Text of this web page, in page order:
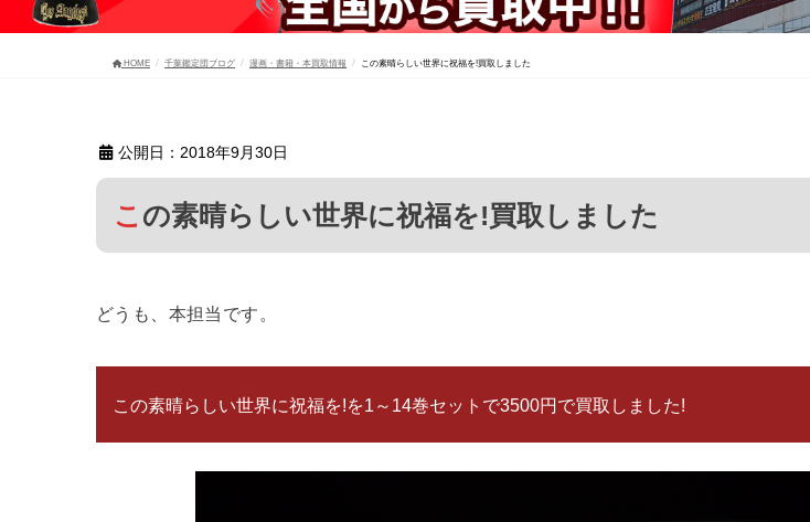
HOME 千葉鑑定団ブログ 漫画・書籍・本買取情報 この素晴らしい世界に祝福を!買取しました
公開日：2018年9月30日
この素晴らしい世界に祝福を!買取しました
どうも、本担当です。
この素晴らしい世界に祝福を!を1～14巻セットで3500円で買取しました!